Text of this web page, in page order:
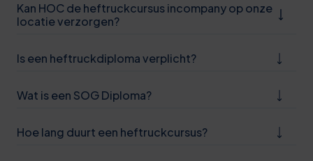
Kan HOC de heftruckcursus incompany op onze
locatie verzorgen?
Is een heftruckdiploma verplicht?
Wat is een SOG Diploma?
Hoe lang duurt een heftruckcursus?